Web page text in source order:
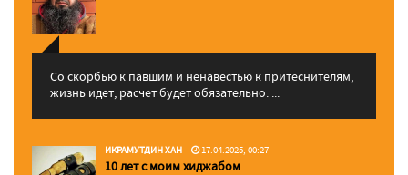
Со скорбью к павшим и ненавестью к притеснителям,
жизнь идет, расчет будет обязательно. ...
ИКРАМУТДИН ХАН 17.04.2025, 00:27
10 лет с моим хиджабом